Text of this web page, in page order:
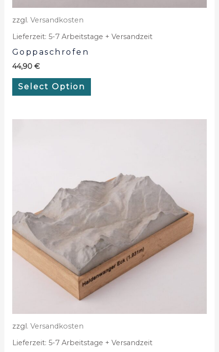
zzgl. Versandkosten
Lieferzeit: 5-7 Arbeitstage + Versandzeit
Goppaschrofen
44,90 €
Select Option
zzgl. Versandkosten
Lieferzeit: 5-7 Arbeitstage + Versandzeit